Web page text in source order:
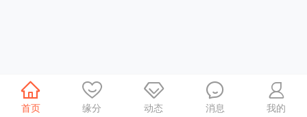
首页 缘分 动态 消息 我的